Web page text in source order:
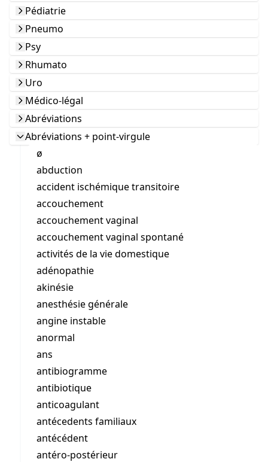
Pédiatrie
Pneumo
Psy
Rhumato
Uro
Médico-légal
Abréviations
Abréviations + point-virgule
ø
abduction
accident ischémique transitoire
accouchement
accouchement vaginal
accouchement vaginal spontané
activités de la vie domestique
adénopathie
akinésie
anesthésie générale
angine instable
anormal
ans
antibiogramme
antibiotique
anticoagulant
antécedents familiaux
antécédent
antéro-postérieur